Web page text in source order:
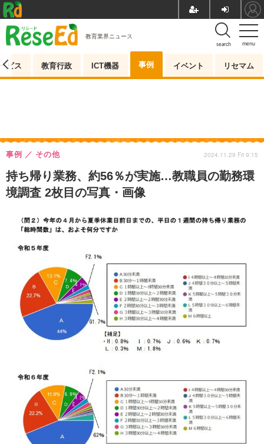
menu
search
教育業界ニュース
ビス 教育行政 ICT機器 事例 イベント リセマム
持ち帰り業務、約56％が実施…教職員の勤務環
境調査 2枚目の写真・画像
事例 その他 2024.11.29 Fri 9:15